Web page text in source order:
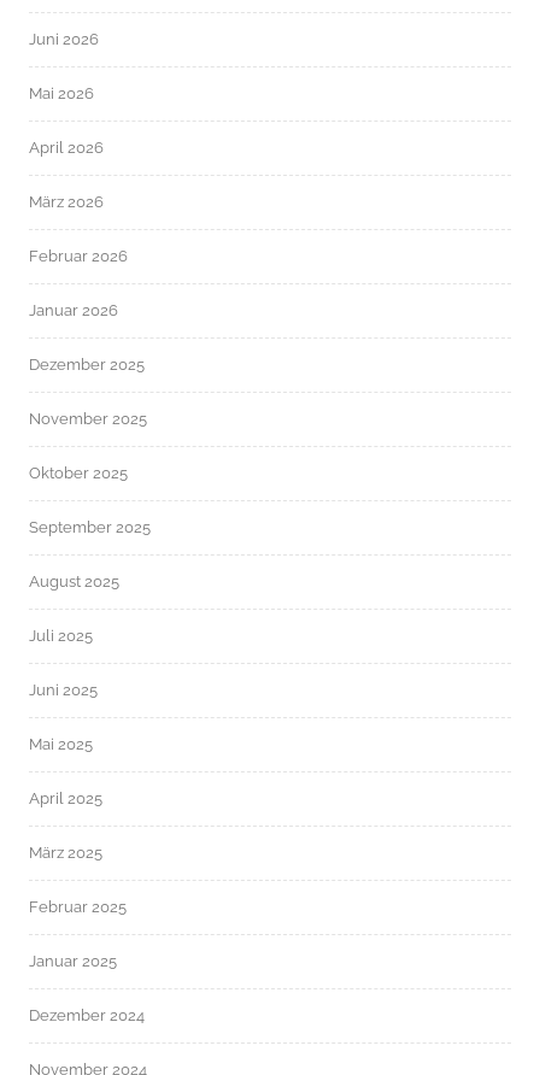
Juni 2026
Mai 2026
April 2026
März 2026
Februar 2026
Januar 2026
Dezember 2025
November 2025
Oktober 2025
September 2025
August 2025
Juli 2025
Juni 2025
Mai 2025
April 2025
März 2025
Februar 2025
Januar 2025
Dezember 2024
November 2024